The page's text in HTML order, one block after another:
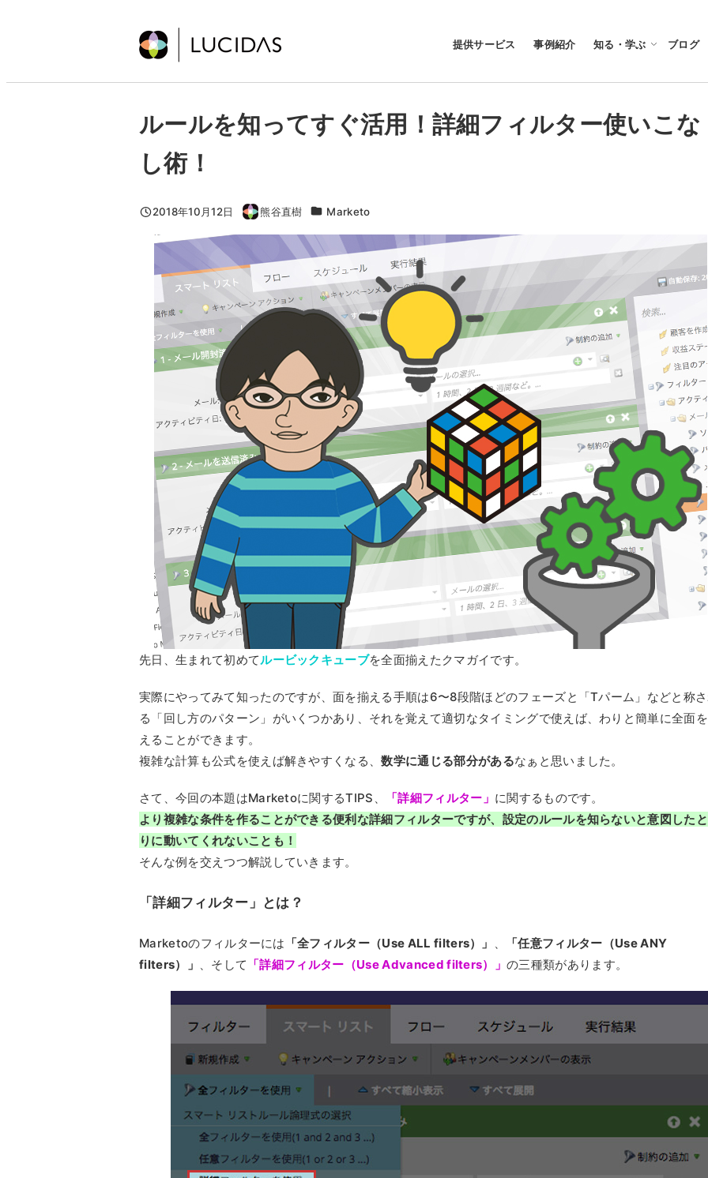
コ
提供サービス 事例紹介 知る・学ぶ ブログ
ルールを知ってすぐ活用！詳細フィルター使いこな
し術！
投稿日
2018年10月12日
著
者
熊谷直樹 カテゴリー
Marketo
先日、生まれて初めてルービックキューブを全面揃えたクマガイです。
実際にやってみて知ったのですが、面を揃える手順は6〜8段階ほどのフェーズと「Tパーム」などと称
る「回し方のパターン」がいくつかあり、それを覚えて適切なタイミングで使えば、わりと簡単に全面
えることができます。
複雑な計算も公式を使えば解きやすくなる、数学に通じる部分があるなぁと思いました。
さて、今回の本題はMarketoに関するTIPS、 「詳細フィルター」 に関するものです。
より複雑な条件を作ることができる便利な詳細フィルターですが、設定のルールを知らないと意図した
りに動いてくれないことも！
そんな例を交えつつ解説していきます。
「詳細フィルター」とは？
Marketoのフィルターには 「全フィルター（Use ALL filters）」
「任意フィルター（Use ANY
filters）」
、そして 「詳細フィルター（Use Advanced filters）」の三種類があります。